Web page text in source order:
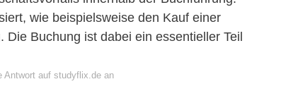
wie beispielsweise den Kauf einer
Buchung ist dabei ein essentieller Teil
Antwort auf studyflix.de an